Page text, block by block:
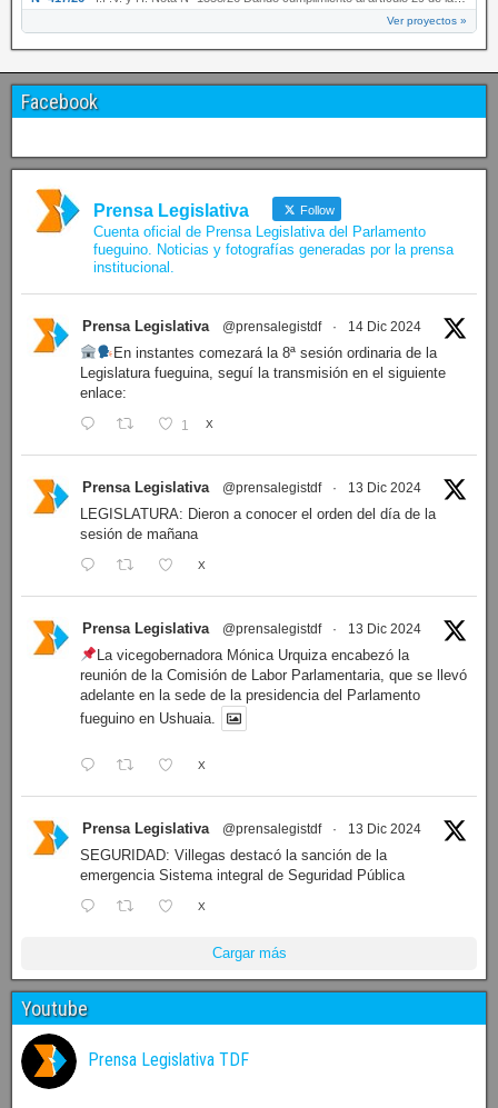
Ver proyectos »
Facebook
Prensa Legislativa Follow
Cuenta oficial de Prensa Legislativa del Parlamento
fueguino. Noticias y fotografías generadas por la prensa
institucional.
Prensa Legislativa @prensalegistdf · 14 Dic 2024
En instantes comezará la 8ª sesión ordinaria de la
Legislatura fueguina, seguí la transmisión en el siguiente
enlace:
1 X
Prensa Legislativa @prensalegistdf · 13 Dic 2024
LEGISLATURA: Dieron a conocer el orden del día de la
sesión de mañana
X
Prensa Legislativa @prensalegistdf · 13 Dic 2024
La vicegobernadora Mónica Urquiza encabezó la
reunión de la Comisión de Labor Parlamentaria, que se llevó
adelante en la sede de la presidencia del Parlamento
fueguino en Ushuaia.
X
Prensa Legislativa @prensalegistdf · 13 Dic 2024
SEGURIDAD: Villegas destacó la sanción de la
emergencia Sistema integral de Seguridad Pública
X
Cargar más
Youtube
Prensa Legislativa TDF